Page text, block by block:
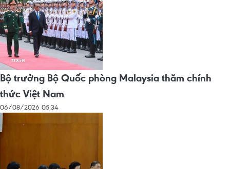
Bộ trưởng Bộ Quốc phòng Malaysia thăm chính
thức Việt Nam
06/08/2026 05:34